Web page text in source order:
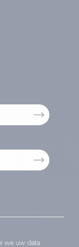
we uw data